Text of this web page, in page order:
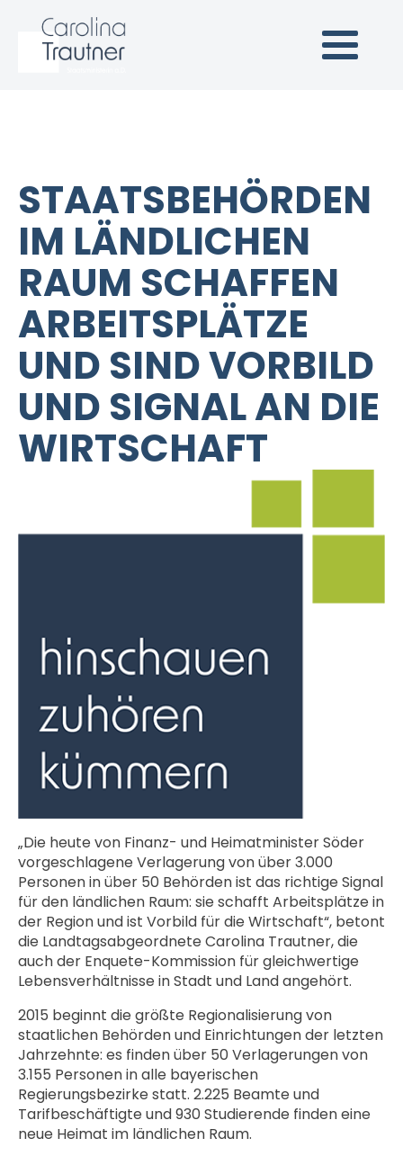
Carolina Trautner
STAATSBEHÖRDEN
IM LÄNDLICHEN
RAUM SCHAFFEN
ARBEITSPLÄTZE
UND SIND VORBILD
UND SIGNAL AN DIE
WIRTSCHAFT
„Die heute von Finanz- und Heimatminister Söder
vorgeschlagene Verlagerung von über 3.000
Personen in über 50 Behörden ist das richtige Signal
für den ländlichen Raum: sie schafft Arbeitsplätze in
der Region und ist Vorbild für die Wirtschaft“, betont
die Landtagsabgeordnete Carolina Trautner, die
auch der Enquete-Kommission für gleichwertige
Lebensverhältnisse in Stadt und Land angehört.
2015 beginnt die größte Regionalisierung von
staatlichen Behörden und Einrichtungen der letzten
Jahrzehnte: es finden über 50 Verlagerungen von
3.155 Personen in alle bayerischen
Regierungsbezirke statt. 2.225 Beamte und
Tarifbeschäftigte und 930 Studierende finden eine
neue Heimat im ländlichen Raum.